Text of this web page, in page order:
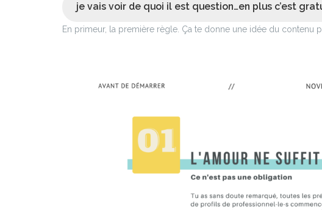
je vais voir de quoi il est question…en plus c’est
En primeur, la première règle. Ça te donne une idée du contenu